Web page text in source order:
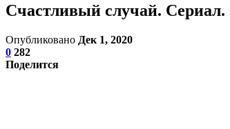
Счастливый случай. Сериал.
Опубликовано Дек 1, 2020
0 282
Поделится